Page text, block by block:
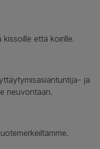
että koirille.
ja
neuvontaan.